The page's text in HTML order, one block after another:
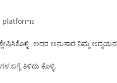
platforms
ˌಅದರ ಅನುಸಾರ ನಿಮ್ಮ
ಬಗ್ಗೆ ತಿಳಿದು ಕೊಳ್ಳಿ.